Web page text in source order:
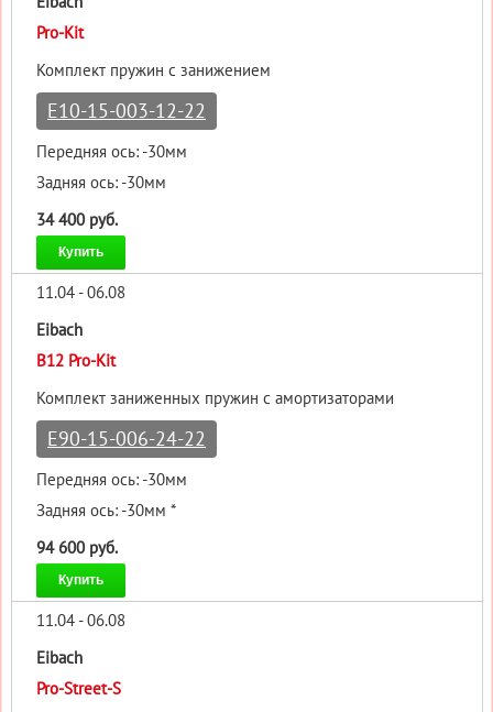
Pro-Kit
Комплект пружин с занижением
E10-15-003-12-22
Передняя ось: -30мм
Задняя ось: -30мм
34 400 руб.
Купить
11.04 - 06.08
Eibach
B12 Pro-Kit
Комплект заниженных пружин с амортизаторами
E90-15-006-24-22
Передняя ось: -30мм
Задняя ось: -30мм *
94 600 руб.
Купить
11.04 - 06.08
Eibach
Pro-Street-S